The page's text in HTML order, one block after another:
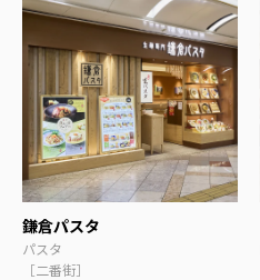
鎌倉パスタ
パスタ
［二番街］